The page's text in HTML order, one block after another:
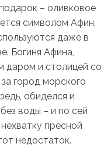
– оливковое
символом Афин,
даже в
Богиня Афина,
даром и столицей со
город морского
обиделся и
воды – и по сей
пресной
недостаток.